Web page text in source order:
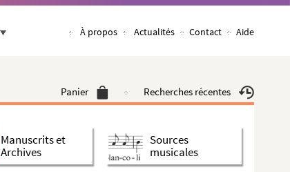
À propos Actualités Contact Aide
Panier Recherches récentes
Manuscrits et
Archives
Sources
musicales